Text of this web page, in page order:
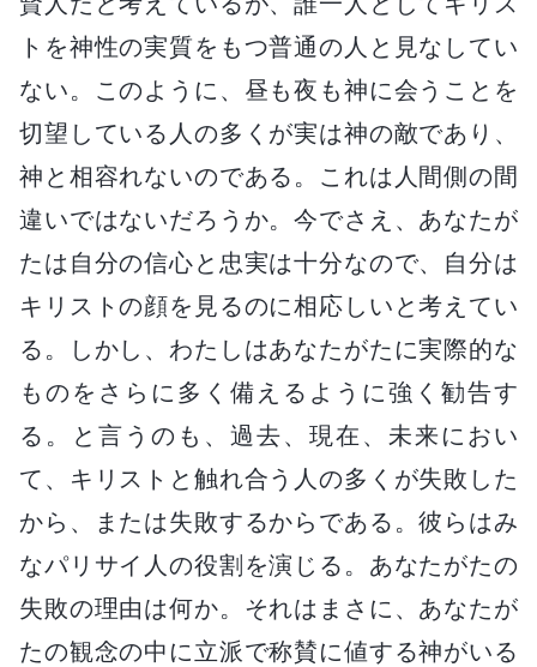
トを神性の実質をもつ普通の人と見なしてい
ない。このように、昼も夜も神に会うことを
切望している人の多くが実は神の敵であり、
神と相容れないのである。これは人間側の間
違いではないだろうか。今でさえ、あなたが
たは自分の信心と忠実は十分なので、自分は
キリストの顔を見るのに相応しいと考えてい
る。しかし、わたしはあなたがたに実際的な
ものをさらに多く備えるように強く勧告す
る。と言うのも、過去、現在、未来におい
て、キリストと触れ合う人の多くが失敗した
から、または失敗するからである。彼らはみ
なパリサイ人の役割を演じる。あなたがたの
失敗の理由は何か。それはまさに、あなたが
たの観念の中に立派で称賛に値する神がいる